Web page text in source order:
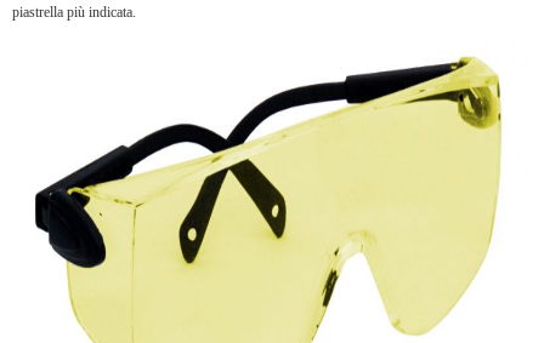
piastrella più indicata.